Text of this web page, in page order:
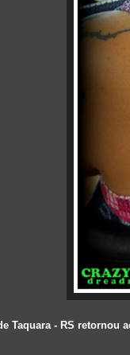
Taquara - RS retornou